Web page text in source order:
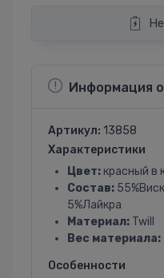
Информация
Артикул: 13858
Характеристики
Цвет: красный в
Состав:
5%Лайкра
Материал: Twill
Вес материала:
Особенности